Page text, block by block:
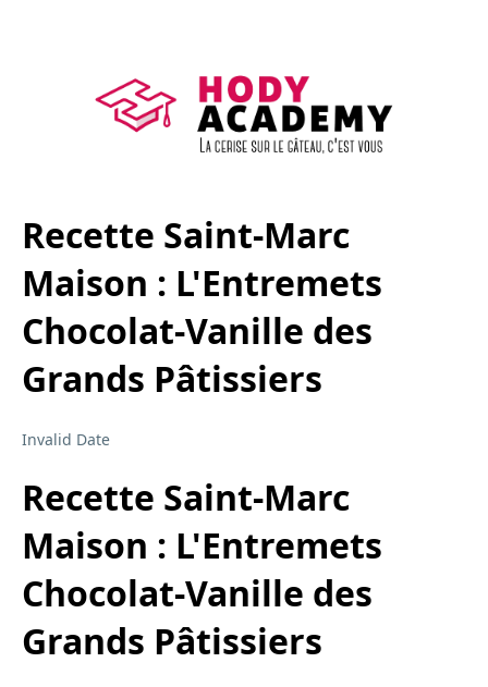
Recette Saint-Marc
Maison : L'Entremets
Chocolat-Vanille des
Grands Pâtissiers
Invalid Date
Recette Saint-Marc
Maison : L'Entremets
Chocolat-Vanille des
Grands Pâtissiers